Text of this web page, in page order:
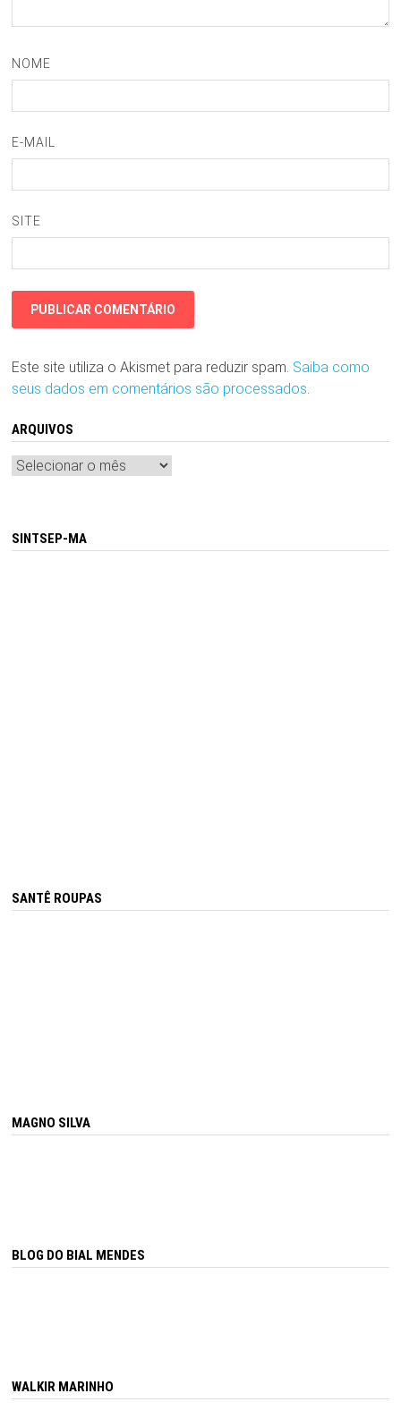
NOME
E-MAIL
SITE
Este site utiliza o Akismet para reduzir spam. Saiba como
seus dados em comentários são processados.
ARQUIVOS
Arquivos
SINTSEP-MA
SANTÊ ROUPAS
MAGNO SILVA
BLOG DO BIAL MENDES
WALKIR MARINHO